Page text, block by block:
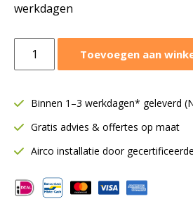
werkdagen
boxventilator
2220
|
Motor
luchtstroom
|
Toevoegen aan
Binnen 1–3 werkdagen* geleverd
Gratis advies & offertes op maat
Airco installatie door